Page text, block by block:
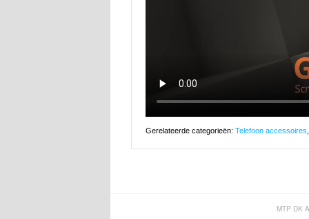
Gerelateerde categorieën: Telefoon accessoires
MTP DK